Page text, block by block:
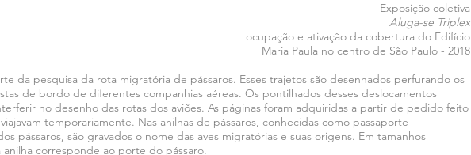
Exposição coletiva
Aluga-se Triplex
ocupação e ativação da cobertura do Edifício
Maria Paula no centro de São Paulo - 2018
da pesquisa da rota migratória de pássaros. Esses trajetos são desenhados perfurando os
de bordo de diferentes companhias aéreas. Os pontilhados desses deslocamentos
no desenho das rotas dos aviões. As páginas foram adquiridas a partir de pedido feito
temporariamente. Nas anilhas de pássaros, conhecidas como passaporte
pássaros, são gravados o nome das aves migratórias e suas origens. Em tamanhos
anilha corresponde ao porte do pássaro.